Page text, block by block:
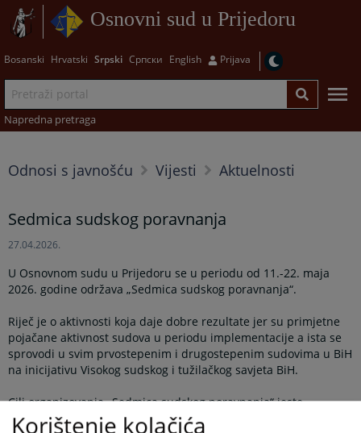
Osnovni sud u Prijedoru
Bosanski Hrvatski Srpski Српски English Prijava
Napredna pretraga
Odnosi s javnošću Vijesti Aktuelnosti
Sedmica sudskog poravnanja
27.04.2026.
U Osnovnom sudu u Prijedoru se u periodu od 11.-22. maja
2026. godine održava „Sedmica sudskog poravnanja“.
Riječ je o aktivnosti koja daje dobre rezultate jer su primjetne
pojačane aktivnost sudova u periodu implementacije a ista se
sprovodi u svim prvostepenim i drugostepenim sudovima u BiH
na inicijativu Visokog sudskog i tužilačkog savjeta BiH.
Cilj organizovanja „Sedmica sudskog poravnanja“ jeste
rješavanje što je moguće većeg broja predmeta mirnim putem,
Korištenje kolačića